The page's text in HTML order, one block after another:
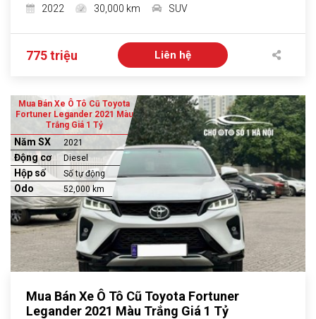
2022
30,000 km SUV
775 triệu Liên hệ
Mua Bán Xe Ô Tô Cũ Toyota
Fortuner Legander 2021 Màu
Trắng Giá 1 Tỷ
Năm SX 2021
Động cơ Diesel
Hộp số Số tự động
Odo 52,000 km
Mua Bán Xe Ô Tô Cũ Toyota Fortuner
Legander 2021 Màu Trắng Giá 1 Tỷ